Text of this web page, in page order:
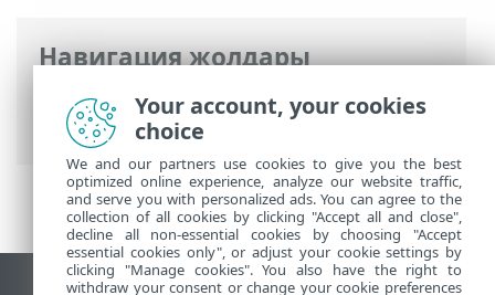
Навигация жолдары
ESET онлайн анықтамасы>ESET Mobile
Security >Бастау шебері
Your account, your cookies
choice
We and our partners use cookies to give you the best
optimized online experience, analyze our website traffic,
and serve you with personalized ads. You can agree to the
collection of all cookies by clicking "Accept all and close",
decline all non-essential cookies by choosing "Accept
essential cookies only", or adjust your cookie settings by
clicking "Manage cookies". You also have the right to
withdraw your consent or change your cookie preferences